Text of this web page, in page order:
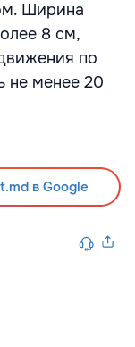
Ширина
8 см,
по
не менее 20
в Google